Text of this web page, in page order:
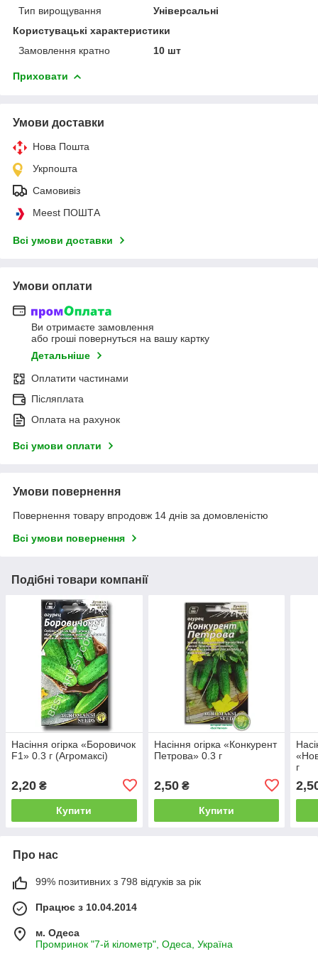
Тип вирощування
Універсальні
Користувацькі характеристики
Замовлення кратно
10 шт
Приховати
Умови доставки
Нова Пошта
Укрпошта
Самовивіз
Meest ПОШТА
Всі умови доставки
Умови оплати
Ви отримаєте замовлення
або гроші повернуться на вашу картку
Детальніше
Оплатити частинами
Післяплата
Оплата на рахунок
Всі умови оплати
Умови повернення
Повернення товару впродовж 14 днів за домовленістю
Всі умови повернення
Подібні товари компанії
Насіння огірка «Боровичок
F1» 0.3 г (Агромаксі)
2,20 ₴
Купити
Насіння огірка «Конкурент
Петрова» 0.3 г
2,50₴
Купити
г
Про нас
99% позитивних з 798 відгуків за рік
Працює з 10.04.2014
м. Одеса
Промринок "7-й кілометр", Одеса, Україна